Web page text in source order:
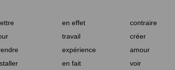
en effet
contraire
travail
créer
expérience
amour
en fait voir